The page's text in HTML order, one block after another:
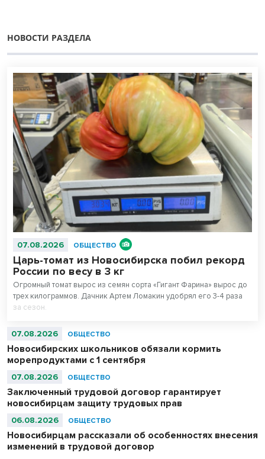
НОВОСТИ РАЗДЕЛА
07.08.2026 ОБЩЕСТВО
Царь-томат из Новосибирска побил рекорд
России по весу в 3 кг
Огромный томат вырос из семян сорта «Гигант Фарина» вырос до
трех килограммов. Дачник Артем Ломакин удобрял его 3-4 раза
за сезон.
07.08.2026 ОБЩЕСТВО
Новосибирских школьников обязали кормить
морепродуктами с 1 сентября
07.08.2026 ОБЩЕСТВО
Заключенный трудовой договор гарантирует
новосибирцам защиту трудовых прав
06.08.2026 ОБЩЕСТВО
Новосибирцам рассказали об особенностях внесения
изменений в трудовой договор